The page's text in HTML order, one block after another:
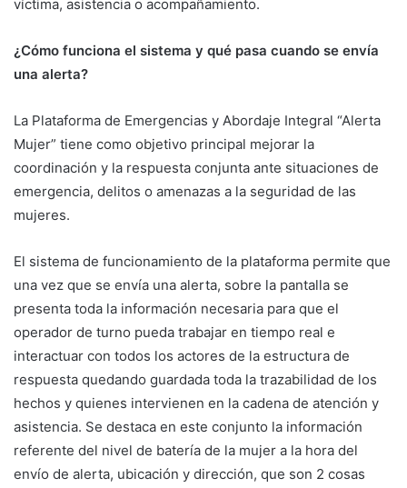
víctima, asistencia o acompañamiento.
¿Cómo funciona el sistema y qué pasa cuando se envía
una alerta?
La Plataforma de Emergencias y Abordaje Integral “Alerta
Mujer” tiene como objetivo principal mejorar la
coordinación y la respuesta conjunta ante situaciones de
emergencia, delitos o amenazas a la seguridad de las
mujeres.
El sistema de funcionamiento de la plataforma permite que
una vez que se envía una alerta, sobre la pantalla se
presenta toda la información necesaria para que el
operador de turno pueda trabajar en tiempo real e
interactuar con todos los actores de la estructura de
respuesta quedando guardada toda la trazabilidad de los
hechos y quienes intervienen en la cadena de atención y
asistencia. Se destaca en este conjunto la información
referente del nivel de batería de la mujer a la hora del
envío de alerta, ubicación y dirección, que son 2 cosas